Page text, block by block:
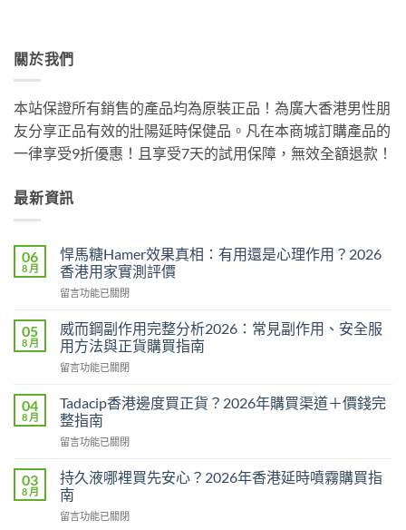
關於我們
本站保證所有銷售的產品均為原裝正品！為廣大香港男性朋
友分享正品有效的壯陽延時保健品。凡在本商城訂購產品的
一律享受9折優惠！且享受7天的試用保障，無效全額退款！
最新資訊
06
8 月
悍馬糖Hamer效果真相：有用還是心理作用？2026
香港用家實測評價
在
馬
糖
Hamer
效
真
相：
有
用
是
心
作
留言功能已關閉
05
8 月
威而鋼副作用完整分析2026：常見副作用、安全服
用方法與正貨購買指南
在
而
鋼
副
作
完
整
分
析
留言功能已關閉
04
8 月
Tadacip香港邊度買正貨？2026年購買渠道＋價錢完
整指南
在
香
港
邊
度
留言功能已關閉
03
8 月
持久液哪裡買先安心？2026年香港延時噴霧購買指
南
在
留言功能已關閉